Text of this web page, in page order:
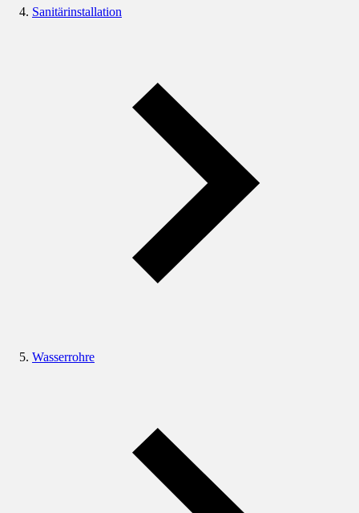
Sanitärinstallation
Wasserrohre